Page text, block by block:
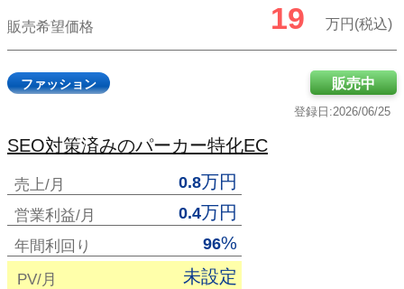
販売希望価格 19 万円(税込)
ファッション
登録日:2026/06/25
販売中
SEO対策済みのパーカー特化EC
売上/月 0.8万円
営業利益/月 0.4万円
年間利回り 96%
PV/月 未設定